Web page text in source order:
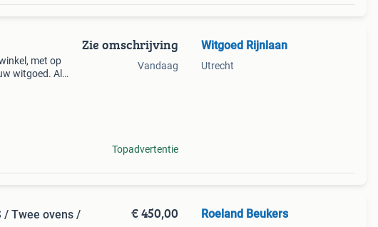
met op
witgoed. Al
Zie omschrijving
Vandaag
Topadvertentie
Witgoed Rijnlaan
Utrecht
/ Twee ovens /
€ 450,00 Roeland Beukers